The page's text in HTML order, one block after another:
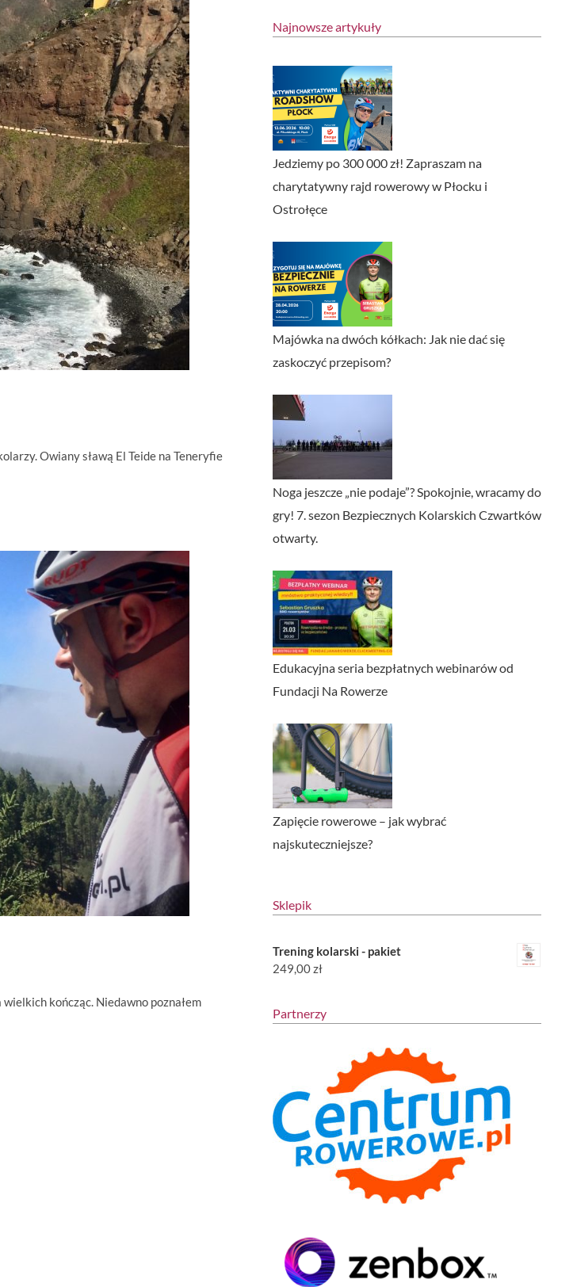
Owiany sławą El Teide na Teneryfie
kończąc. Niedawno poznałem
Najnowsze artykuły
Jedziemy po 300 000 zł! Zapraszam na
charytatywny rajd rowerowy w Płocku i
Ostrołęce
Majówka na dwóch kółkach: Jak nie dać się
zaskoczyć przepisom?
Noga jeszcze „nie podaje”? Spokojnie, wracamy do
gry! 7. sezon Bezpiecznych Kolarskich Czwartków
otwarty.
Edukacyjna seria bezpłatnych webinarów od
Fundacji Na Rowerze
Zapięcie rowerowe – jak wybrać
najskuteczniejsze?
Sklepik
Trening kolarski - pakiet
249,00zł
Partnerzy